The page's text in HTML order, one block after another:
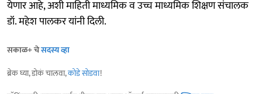
येणार आहे, अशी माहिती माध्यमिक व उच्च माध्यमिक शिक्षण संचालक
डॉ. महेश पालकर यांनी दिली.
सकाळ+ चेसदस्य व्हा
ब्रेक घ्या, डोकं चालवा,कोडे सोडवा!